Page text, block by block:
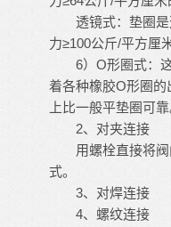
透镜式：垫圈是
力≥100公斤/平方厘
6）O形圈式：这
着各种橡胶O形圈
上比一般平垫圈可靠
2、对夹连接
用螺栓直接将阀
式。
3、对焊连接
4、螺纹连接